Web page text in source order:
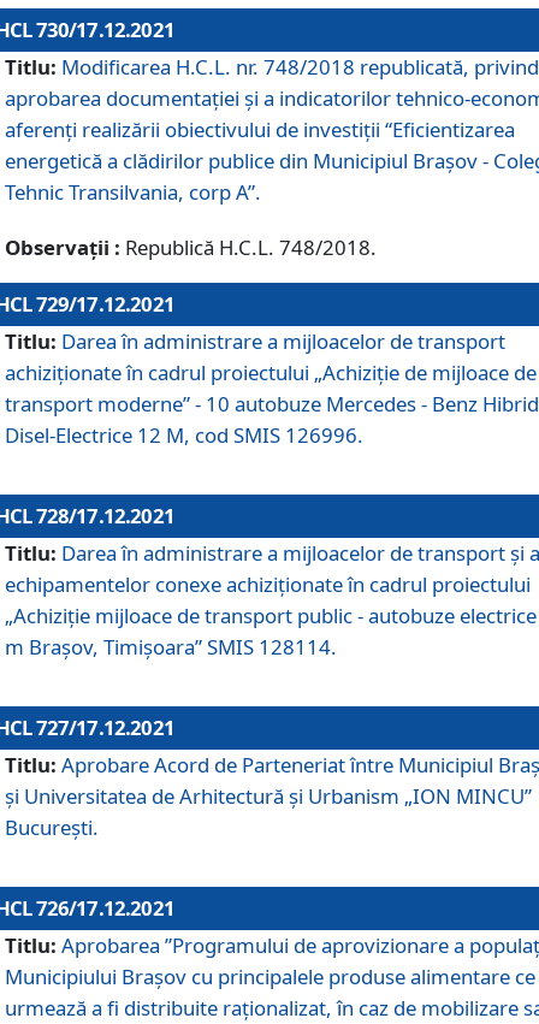
730/17.12.2021
Titlu: Modificarea H.C.L. nr. 748/2018 republicată, privind
aprobarea documentației și a indicatorilor tehnico-
aferenți realizării obiectivului de investiții “Eficientizarea
energetică a clădirilor publice din Municipiul Brașov -
Tehnic Transilvania, corp A”.
Observații : Republică H.C.L. 748/2018.
729/17.12.2021
Titlu: Darea în administrare a mijloacelor de transport
achiziționate în cadrul proiectului „Achiziţie de mijloace de
transport moderne” - 10 autobuze Mercedes - Benz Hibrid
Disel-Electrice 12 M, cod SMIS 126996.
728/17.12.2021
Titlu: Darea în administrare a mijloacelor de transport și a
echipamentelor conexe achiziționate în cadrul proiectului
„Achiziție mijloace de transport public - autobuze
m Brașov, Timișoara” SMIS 128114.
727/17.12.2021
Titlu: Aprobare Acord de Parteneriat între Municipiul
și Universitatea de Arhitectură și Urbanism „ION MINCU”
București.
726/17.12.2021
Titlu: Aprobarea ”Programului de aprovizionare a
Municipiului Braşov cu principalele produse alimentare ce
urmează a fi distribuite raționalizat, în caz de mobilizare